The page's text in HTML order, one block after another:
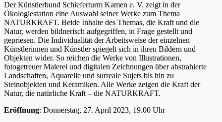
Der Künstlerbund Schieferturm Kamen e. V. zeigt in der
Ökologiestation eine Auswahl seiner Werke zum Thema
NATURKRAFT. Beide Inhalte des Themas, die Kraft und die
Natur, werden bildnerisch aufgegriffen, in Frage gestellt und
gepriesen. Die Individualität der Arbeitsweise der einzelnen
Künstlerinnen und Künstler spiegelt sich in ihren Bildern und
Objekten wider. So reichen die Werke von Illustrationen,
fotogetreuer Malerei und digitalen Zeichnungen über abstrahierte
Landschaften, Aquarelle und surreale Sujets bis hin zu
Steinobjekten und Keramiken. Alle Werke zeigen die Kraft der
Natur, die natürliche Kraft – die NATURKRAFT.
Eröffnung: Donnerstag, 27. April 2023, 19.00 Uhr